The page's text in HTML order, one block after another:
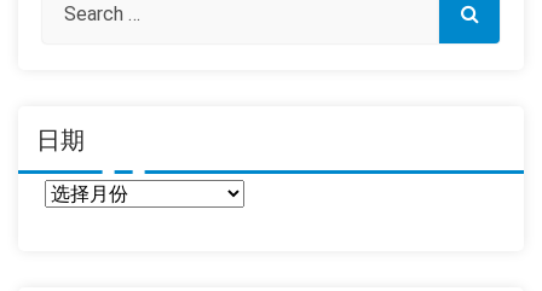
日期